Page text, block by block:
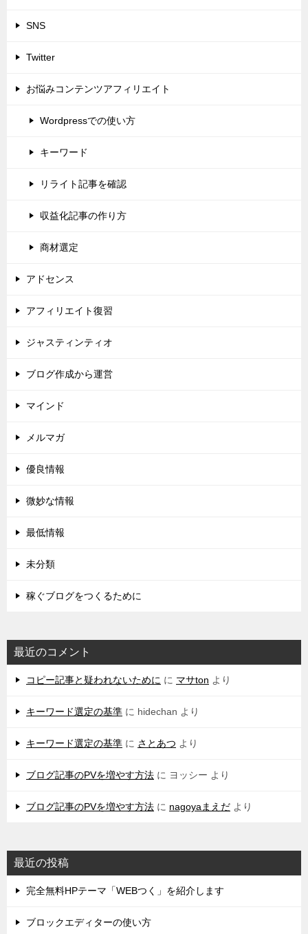
SNS
Twitter
お悩みコンテンツアフィリエイト
Wordpressでの使い方
キーワード
リライト記事を確認
収益化記事の作り方
商材選定
アドセンス
アフィリエイト復習
ジャスティンティオ
ブログ作成から運営
マインド
メルマガ
優良情報
微妙な情報
最低情報
未分類
稼ぐブログをつくるために
最近のコメント
コピー記事と疑われないために に マサton より
キーワード選定の基準 に hidechan より
キーワード選定の基準 に さとあつ より
ブログ記事のPVを増やす方法 に ヨッシー より
ブログ記事のPVを増やす方法 に nagoyaまえだ より
最近の投稿
完全無料HPテーマ「WEBつく」を紹介します
ブロックエディターの使い方